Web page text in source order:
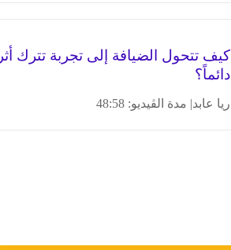
كيف تتحول الضيافة إلى تجربة تترك أثراً
دائماً؟
ريا عابد| مدة الڤيديو: 48:58